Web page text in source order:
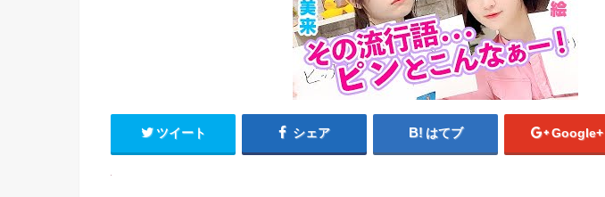
ツイート シェア はてブ Google+